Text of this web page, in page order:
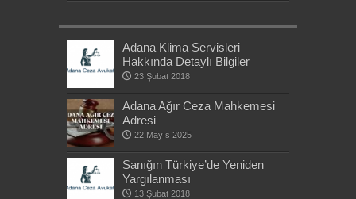
Adana Klima Servisleri
Hakkında Detaylı Bilgiler
23 Şubat 2018
Adana Ağır Ceza Mahkemesi
Adresi
22 Mayıs 2025
Sanığın Türkiye’de Yeniden
Yargılanması
13 Şubat 2018